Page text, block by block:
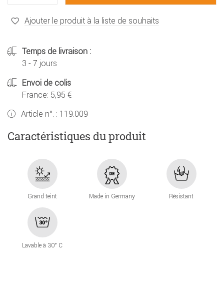
Ajouter le produit à la liste de souhaits
Temps de livraison :
3 - 7 jours
Envoi de colis
France: 5,95 €
Article n°. : 119.009
Caractéristiques du produit
Grand teint Made in Germany Résistant
Lavable à 30° C